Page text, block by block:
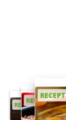
RECEPT
RECEPT
RECEPT